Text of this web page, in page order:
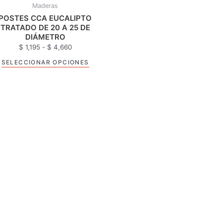
Maderas
CCA EUCALIPTO
TRATADO DE 20 A 25 DE
DIÁMETRO
$ 1,195 - $ 4,660
SELECCIONAR OPCIONES
página